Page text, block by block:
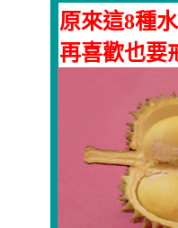
原來這8種
再喜歡也要